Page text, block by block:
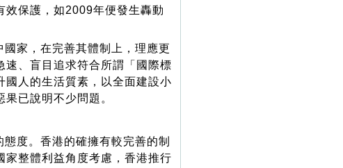
效保護，如2009年便發生轟動
家，在完善其體制上，理應更
速、盲目追求符合所謂「國際標
國人的生活質素，以全面建設小
已說明不少問題。
度。香港的確擁有較完善的制
家整體利益角度考慮，香港推行